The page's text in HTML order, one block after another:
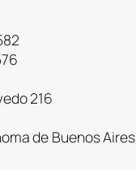
216
de Buenos Aires